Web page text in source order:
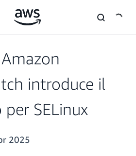
introduce il
SELinux
2025